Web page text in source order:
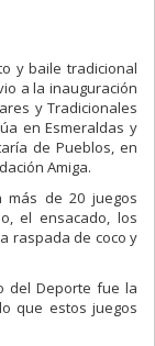
y baile tradicional
a la inauguración
y Tradicionales
en Esmeraldas y
de Pueblos, en
Amiga.
más de 20 juegos
el ensacado, los
raspada de coco y
del Deporte fue la
que estos juegos